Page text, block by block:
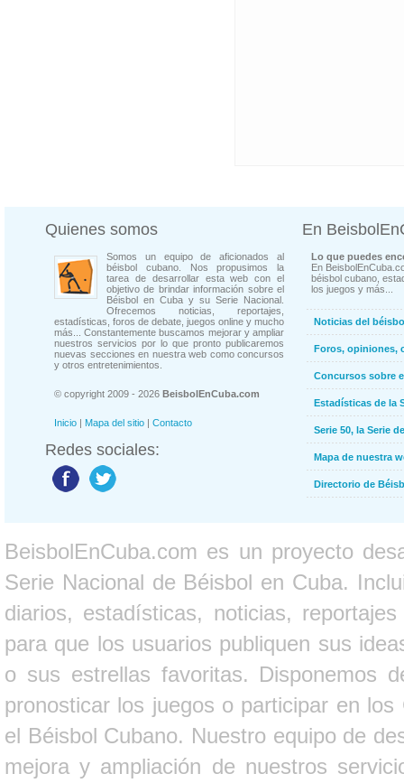
Quienes somos
Somos un equipo de aficionados al
béisbol cubano. Nos propusimos la
tarea de desarrollar esta web con el
objetivo de brindar información sobre el
Béisbol en Cuba y su Serie Nacional.
Ofrecemos noticias, reportajes,
estadísticas, foros de debate, juegos online y mucho
más... Constantemente buscamos mejorar y ampliar
nuestros servicios por lo que pronto publicaremos
nuevas secciones en nuestra web como concursos
y otros entretenimientos.
© copyright 2009 - 2026 BeisbolEnCuba.com
Inicio | Mapa del sitio | Contacto
Redes sociales:
En
Lo que puedes
En
béisbol cubano,
los juegos y más...
Noticias del
Foros, opiniones,
Concursos sobre
Estadísticas de la
Serie 50, la Serie
Mapa de nuestra
Directorio de
BeisbolEnCuba.com es un proyecto
Serie Nacional de Béisbol en Cuba.
diarios, estadísticas, noticias,
para que los usuarios publiquen sus
o sus estrellas favoritas. Disponemos
pronosticar los juegos o participar en
el Béisbol Cubano. Nuestro equipo de
mejora y ampliación de nuestros